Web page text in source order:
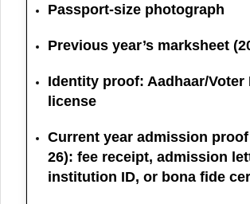
Passport-size photograph
Previous year’s marksheet
Identity proof: Aadhaar/Voter
license
Current year admission
26): fee receipt, admission
institution ID, or bona fide